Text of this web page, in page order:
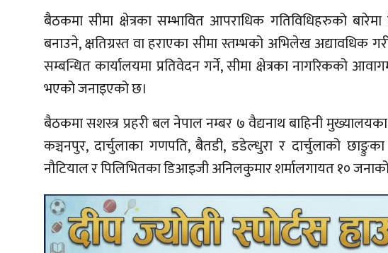
बैठकमा सीमा क्षेत्रका सम्भावित आपराधिक गतिविधिहरुको बारेमा
बनाउने, क्षतिग्रस्त वा हराएका सीमा स्तम्भको अभिलेख अद्यावधिक
सम्बन्धित कार्यालयमा प्रतिवेदन गर्ने, सीमा क्षेत्रका नागरिकको
भएको जनाइएको छ।
बैठकमा सशस्त्र प्रहरी बल नेपाल नम्बर ७ वैद्यनाथ बाहिनी
कञ्चनपुर, दार्चुलाका गणपति, बैतडी, डडेल्धुरा र दार्चुलाको
नौटियाल र पिलिभितका डिआइजी अनिलकुमार शर्मालगायत १०